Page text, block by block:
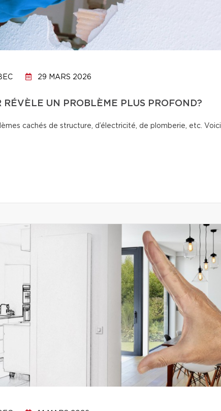
29 MARS 2026
UN PROBLÈME PLUS PROFOND?
cachés de structure, d’électricité, de plomberie, etc. Voici